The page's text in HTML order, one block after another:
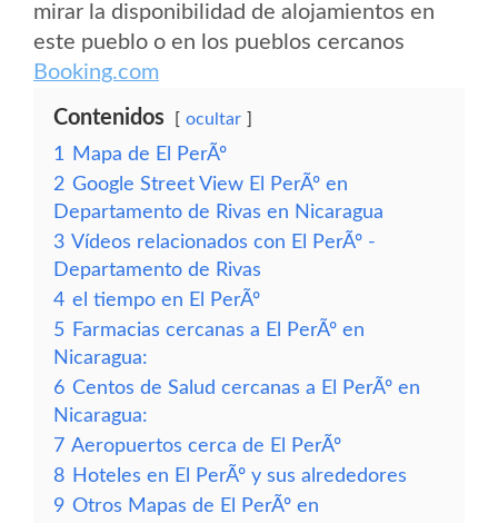
mirar la disponibilidad de alojamientos en
este pueblo o en los pueblos cercanos
Booking.com
Contenidos ocultar
1
Mapa de El PerÃº
2 Google Street View El PerÃº en
Departamento de Rivas en Nicaragua
3 Vídeos relacionados con El PerÃº -
Departamento de Rivas
4 el tiempo en El PerÃº
5 Farmacias cercanas a El PerÃº en
Nicaragua:
6 Centos de Salud cercanas a El PerÃº en
Nicaragua:
7 Aeropuertos cerca de El PerÃº
8 Hoteles en El PerÃº y sus alrededores
9 Otros Mapas de El PerÃº en